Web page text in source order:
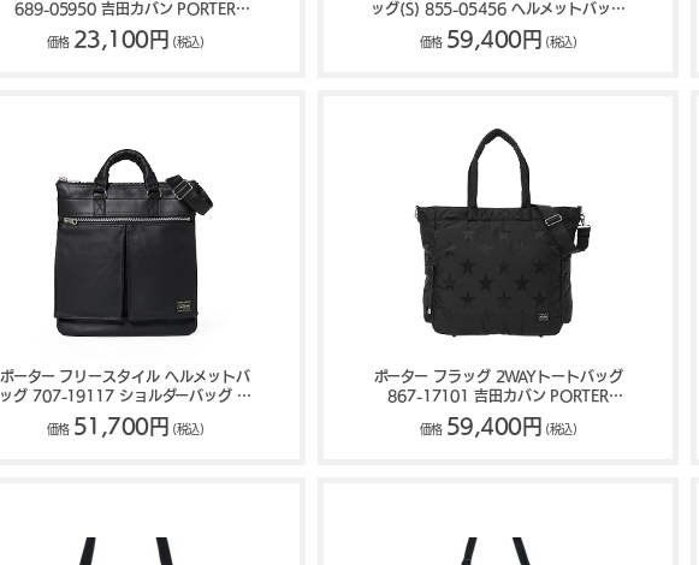
689-05950 吉田カバン PORTER
FLASH
価格 23,100円 (税込)
ッグ(S) 855-05456 ヘルメットバッグ
吉田カバン PORTER FORCE
価格 59,400円 (税込)
ポーター フリースタイル ヘルメットバ
ッグ 707-19117 ショルダーバッグ 吉
田カバン PORTER FREE STYLE
価格 51,700円 (税込)
ポーター フラッグ 2WAYトートバッグ
867-17101 吉田カバン PORTER
FLAG
価格 59,400円 (税込)